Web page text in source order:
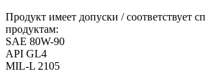
Продукт имеет допуски / соответствует
продуктам:
SAE 80W-90
API GL4
MIL-L 2105